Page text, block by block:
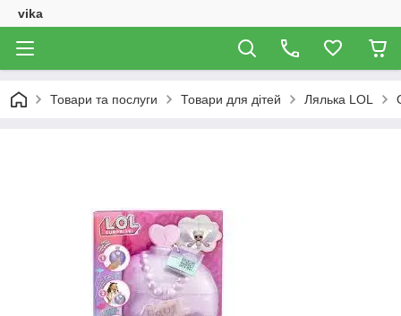
vika
Товари та послуги Товари для дітей Лялька LOL